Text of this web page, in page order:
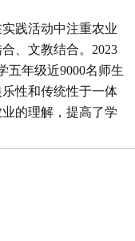
践活动中注重农业
、文教结合。2023
五年级近9000名师生
性和传统性于一体
的理解，提高了学